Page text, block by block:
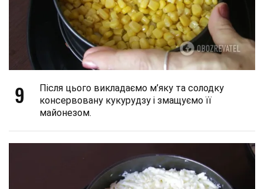
9
Після цього викладаємо м’яку та солодку
консервовану кукурудзу і змащуємо її
майонезом.